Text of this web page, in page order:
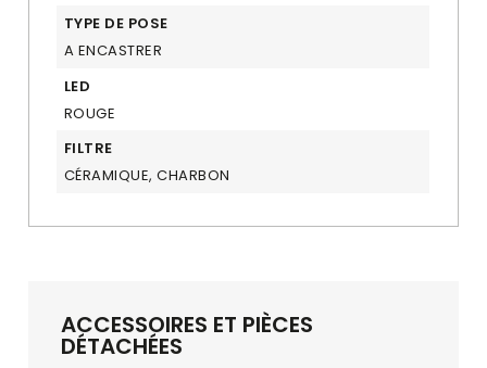
TYPE DE POSE
A ENCASTRER
LED
ROUGE
FILTRE
CÉRAMIQUE, CHARBON
ACCESSOIRES ET PIÈCES
DÉTACHÉES